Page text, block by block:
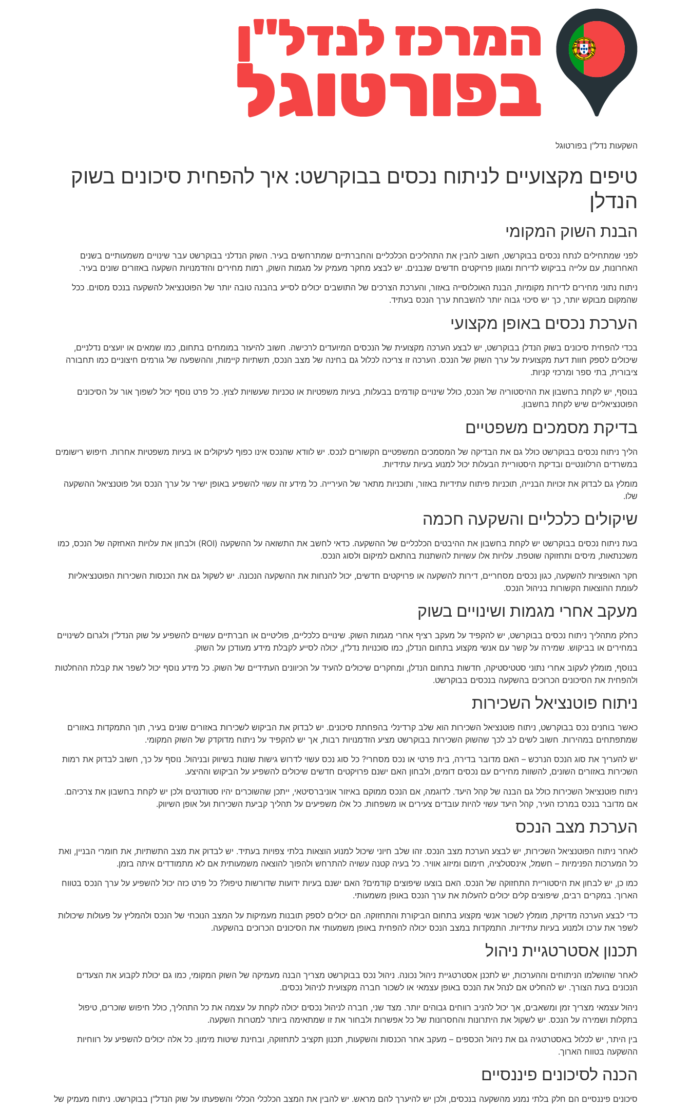
השקעות נדל"ן בפורטוגל
טיפים מקצועיים לניתוח נכסים בבוקרשט: איך להפחית סיכונים בשוק
הנדלן
הבנת השוק המקומי
לפני שמתחילים לנתח נכסים בבוקרשט, חשוב להבין את התהליכים הכלכליים והחברתיים שמתרחשים בעיר. השוק הנדלני בבוקרשט עבר שינויים משמעותיים בשנים
האחרונות, עם עלייה בביקוש לדירות ומגוון פרויקטים חדשים שנבנים. יש לבצע מחקר מעמיק על מגמות השוק, רמות מחירים והזדמנויות השקעה באזורים שונים בעיר.
ניתוח נתוני מחירים לדירות מקומיות, הבנת האוכלוסייה באזור, והערכת הצרכים של התושבים יכולים לסייע בהבנה טובה יותר של הפוטנציאל להשקעה בנכס מסוים. ככל
שהמקום מבוקש יותר, כך יש סיכוי גבוה יותר להשבחת ערך הנכס בעתיד.
הערכת נכסים באופן מקצועי
בכדי להפחית סיכונים בשוק הנדלן בבוקרשט, יש לבצע הערכה מקצועית של הנכסים המיועדים לרכישה. חשוב להיעזר במומחים בתחום, כמו שמאים או יועצים נדלניים,
שיכולים לספק חוות דעת מקצועית על ערך השוק של הנכס. הערכה זו צריכה לכלול גם בחינה של מצב הנכס, תשתיות קיימות, וההשפעה של גורמים חיצוניים כמו תחבורה
ציבורית, בתי ספר ומרכזי קניות.
בנוסף, יש לקחת בחשבון את ההיסטוריה של הנכס, כולל שינויים קודמים בבעלות, בעיות משפטיות או טכניות שעשויות לצוץ. כל פרט נוסף יכול לשפוך אור על הסיכונים
הפוטנציאליים שיש לקחת בחשבון.
בדיקת מסמכים משפטיים
הליך ניתוח נכסים בבוקרשט כולל גם את הבדיקה של המסמכים המשפטיים הקשורים לנכס. יש לוודא שהנכס אינו כפוף לעיקולים או בעיות משפטיות אחרות. חיפוש רישומים
במשרדים הרלוונטיים ובדיקת היסטוריית הבעלות יכול למנוע בעיות עתידיות.
מומלץ גם לבדוק את זכויות הבנייה, תוכניות פיתוח עתידיות באזור, ותוכניות מתאר של העירייה. כל מידע זה עשוי להשפיע באופן ישיר על ערך הנכס ועל פוטנציאל ההשקעה
שלו.
שיקולים כלכליים והשקעה חכמה
בעת ניתוח נכסים בבוקרשט יש לקחת בחשבון את ההיבטים הכלכליים של ההשקעה. כדאי לחשב את התשואה על ההשקעה (ROI) ולבחון את עלויות האחזקה של הנכס, כמו
משכנתאות, מיסים ותחזוקה שוטפת. עלויות אלו עשויות להשתנות בהתאם למיקום ולסוג הנכס.
חקר האופציות להשקעה, כגון נכסים מסחריים, דירות להשקעה או פרויקטים חדשים, יכול להנחות את ההשקעה הנכונה. יש לשקול גם את הכנסות השכירות הפוטנציאליות
לעומת ההוצאות הקשורות בניהול הנכס.
מעקב אחרי מגמות ושינויים בשוק
כחלק מתהליך ניתוח נכסים בבוקרשט, יש להקפיד על מעקב רציף אחרי מגמות השוק. שינויים כלכליים, פוליטיים או חברתיים עשויים להשפיע על שוק הנדל"ן ולגרום לשינויים
במחירים או בביקוש. שמירה על קשר עם אנשי מקצוע בתחום הנדלן, כמו סוכנויות נדל"ן, יכולה לסייע לקבלת מידע מעודכן על השוק.
בנוסף, מומלץ לעקוב אחרי נתוני סטטיסטיקה, חדשות בתחום הנדלן, ומחקרים שיכולים להעיד על הכיוונים העתידיים של השוק. כל מידע נוסף יכול לשפר את קבלת ההחלטות
ולהפחית את הסיכונים הכרוכים בהשקעה בנכסים בבוקרשט.
ניתוח פוטנציאל השכירות
כאשר בוחנים נכס בבוקרשט, ניתוח פוטנציאל השכירות הוא שלב קרדינלי בהפחתת סיכונים. יש לבדוק את הביקוש לשכירות באזורים שונים בעיר, תוך התמקדות באזורים
שמתפתחים במהירות. חשוב לשים לב לכך שהשוק השכירות בבוקרשט מציע הזדמנויות רבות, אך יש להקפיד על ניתוח מדוקדק של השוק המקומי.
יש להעריך את סוג הנכס הנרכש – האם מדובר בדירה, בית פרטי או נכס מסחרי? כל סוג נכס עשוי לדרוש גישות שונות בשיווק ובניהול. נוסף על כך, חשוב לבדוק את רמות
השכירות באזורים השונים, להשוות מחירים עם נכסים דומים, ולבחון האם ישנם פרויקטים חדשים שיכולים להשפיע על הביקוש וההיצע.
ניתוח פוטנציאל השכירות כולל גם הבנה של קהל היעד. לדוגמה, אם הנכס ממוקם באיזור אוניברסיטאי, ייתכן שהשוכרים יהיו סטודנטים ולכן יש לקחת בחשבון את צרכיהם.
אם מדובר בנכס במרכז העיר, קהל היעד עשוי להיות עובדים צעירים או משפחות. כל אלו משפיעים על תהליך קביעת השכירות ועל אופן השיווק.
הערכת מצב הנכס
לאחר ניתוח הפוטנציאל השכירות, יש לבצע הערכת מצב הנכס. זהו שלב חיוני שיכול למנוע הוצאות בלתי צפויות בעתיד. יש לבדוק את מצב התשתיות, את חומרי הבניין, ואת
כל המערכות הפנימיות – חשמל, אינסטלציה, חימום ומיזוג אוויר. כל בעיה קטנה עשויה להתרחש ולהפוך להוצאה משמעותית אם לא מתמודדים איתה בזמן.
כמו כן, יש לבחון את היסטוריית התחזוקה של הנכס. האם בוצעו שיפוצים קודמים? האם ישנם בעיות ידועות שדורשות טיפול? כל פרט כזה יכול להשפיע על ערך הנכס בטווח
הארוך. במקרים רבים, שיפוצים קלים יכולים להעלות את ערך הנכס באופן משמעותי.
כדי לבצע הערכה מדויקת, מומלץ לשכור אנשי מקצוע בתחום הביקורת והתחזוקה. הם יכולים לספק תובנות מעמיקות על המצב הנוכחי של הנכס ולהמליץ על פעולות שיכולות
לשפר את ערכו ולמנוע בעיות עתידיות. התמקדות במצב הנכס יכולה להפחית באופן משמעותי את הסיכונים הכרוכים בהשקעה.
תכנון אסטרטגיית ניהול
לאחר שהושלמו הניתוחים וההערכות, יש לתכנן אסטרטגיית ניהול נכונה. ניהול נכס בבוקרשט מצריך הבנה מעמיקה של השוק המקומי, כמו גם יכולת לקבוע את הצעדים
הנכונים בעת הצורך. יש להחליט אם לנהל את הנכס באופן עצמאי או לשכור חברה מקצועית לניהול נכסים.
ניהול עצמאי מצריך זמן ומשאבים, אך יכול להניב רווחים גבוהים יותר. מצד שני, חברה לניהול נכסים יכולה לקחת על עצמה את כל התהליך, כולל חיפוש שוכרים, טיפול
בתקלות ושמירה על הנכס. יש לשקול את היתרונות והחסרונות של כל אפשרות ולבחור את זו שמתאימה ביותר למטרות השקעה.
בין היתר, יש לכלול באסטרטגיה גם את ניהול הכספים – מעקב אחר הכנסות והשקעות, תכנון תקציב לתחזוקה, ובחינת שיטות מימון. כל אלה יכולים להשפיע על רווחיות
ההשקעה בטווח הארוך.
הכנה לסיכונים פיננסיים
סיכונים פיננסיים הם חלק בלתי נמנע מהשקעה בנכסים, ולכן יש להיערך להם מראש. יש להבין את המצב הכלכלי הכללי והשפעתו על שוק הנדל"ן בבוקרשט. ניתוח מעמיק של